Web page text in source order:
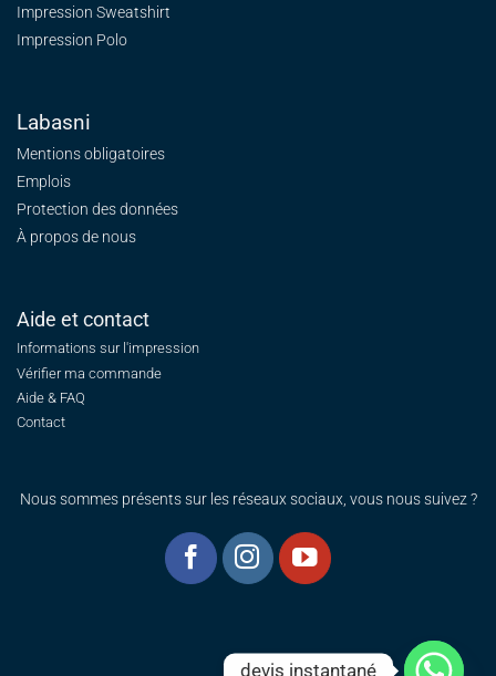
Impression Sweatshirt
Impression Polo
Labasni
Mentions obligatoires
Emplois
Protection des données
À propos de nous
Aide et contact
Informations sur l'impression
Vérifier ma commande
Aide & FAQ
Contact
Nous sommes présents sur les réseaux sociaux, vous nous suivez ?
devis instantané